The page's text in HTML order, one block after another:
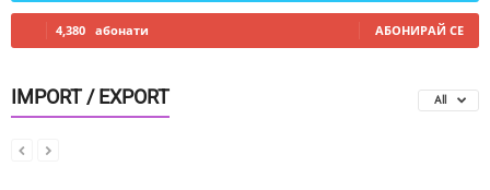
4,380 абонати АБОНИРАЙ СЕ
IMPORT / EXPORT All